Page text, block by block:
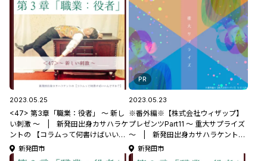
2023.05.25
<47> 第3章「職業：役者」 ～ 新し
い刺激 ～ | 新発田出身カサハラケ
ントの 【コラムって何書けばいいん
ですか？】
新発田市
PR
2023.05.23
※番外編※【株式会社ウィザップ】
プレゼンツPart11 ～ 重大サプライズ
～ | 新発田出身カサハラケントの
【コラムって何書けばいいんです
か？】
新発田市